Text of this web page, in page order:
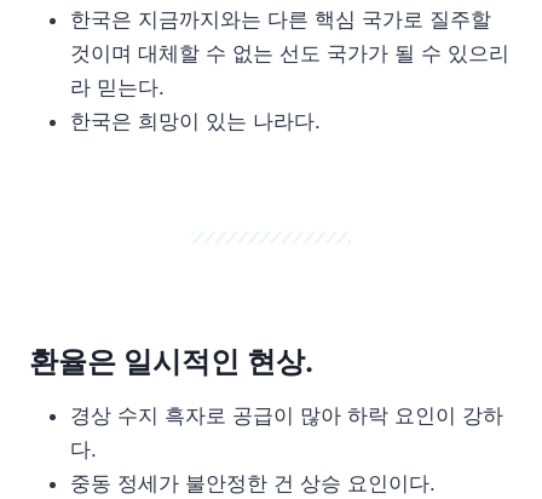
한국은 지금까지와는 다른 핵심 국가로 질주할
것이며 대체할 수 없는 선도 국가가 될 수 있으리
라 믿는다.
한국은 희망이 있는 나라다.
환율은 일시적인 현상.
경상 수지 흑자로 공급이 많아 하락 요인이 강하
다.
중동 정세가 불안정한 건 상승 요인이다.